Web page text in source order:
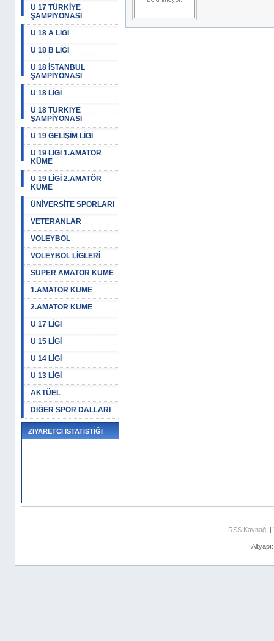
U 17 TÜRKİYE
ŞAMPİYONASI
U 18 A LİGİ
U 18 B LİGİ
U 18 İSTANBUL
ŞAMPİYONASI
U 18 LİGİ
U 18 TÜRKİYE
ŞAMPİYONASI
U 19 GELİŞİM LİGİ
U 19 LİGİ 1.AMATÖR
KÜME
U 19 LİGİ 2.AMATÖR
KÜME
ÜNİVERSİTE SPORLARI
VETERANLAR
VOLEYBOL
VOLEYBOL LİGLERİ
SÜPER AMATÖR KÜME
1.AMATÖR KÜME
2.AMATÖR KÜME
U 17 LİGİ
U 15 LİGİ
U 14 LİGİ
U 13 LİGİ
AKTÜEL
DİĞER SPOR DALLARI
ZİYARETCİ İSTATİSTİĞİ
RSS Kaynağı |